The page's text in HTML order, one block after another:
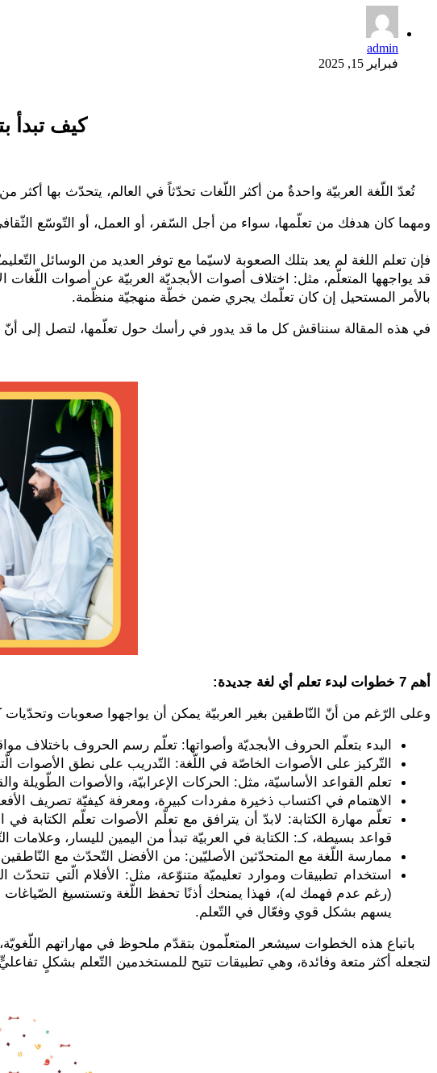
admin
فبراير 15, 2025
كيف تبدأ
تُعدّ اللّغة العربيّة واحدةٌ من أكثر اللّغات تحدّثاً في العالم، يتحدّث بها أكثر من 400 مليون شخص، وهي اللّغة الرّسميّة في أكثر من 20 دولة، تحتل مكانة مهمّة بين اللّغات العالميّة.
ومهما كان هدفك من تعلّمها، سواء من أجل السّفر، أو العمل، أو التّوسّع
فإن تعلم اللغة لم يعد بتلك الصعوبة لاسيّما مع توفر العديد من الوسائل
قد يواجهها المتعلّم، مثل: اختلاف أصوات الأبجديّة العربيّة عن أصوات
بالأمر المستحيل إن كان تعلّمك يجري ضمن خطّة منهجيّة منظّمة.
في هذه المقالة سنناقش كل ما قد يدور في رأسك حول تعلّمها، لتصل إلى
أهم 7 خطوات لبدء تعلم أي لغة جديدة:
وعلى الرّغم من أنّ النّاطقين بغير العربيّة يمكن أن يواجهوا صعوبات وتحدّيات
البدء بتعلّم الحروف الأبجديّة وأصواتها: تعلّم رسم الحروف باختلاف
التّركيز على الأصوات الخاصّة في اللّغة: التّدريب على نطق الأصوات
تعلم القواعد الأساسيّة، مثل: الحركات الإعرابيّة، والأصوات الطّويلة
الاهتمام في اكتساب ذخيرة مفردات كبيرة، ومعرفة كيفيّة تصريف
تعلّم مهارة الكتابة: لابدّ أن يترافق مع تعلّم الأصوات تعلّم الكتابة
قواعد بسيطة، كـ: الكتابة في العربيّة تبدأ من اليمين لليسار، وعلامات
ممارسة اللّغة مع المتحدّثين الأصليّين: من الأفضل التّحدّث مع النّاطقين
استخدام تطبيقات وموارد تعليميّة متنوّعة، مثل: الأفلام الّتي تتحدّث
(رغم عدم فهمك له)، فهذا يمنحك أذنًا تحفظ اللّغة وتستسيغ
يسهم بشكل قوي وفعّال في التّعلم.
باتباع هذه الخطوات سيشعر المتعلّمون بتقدّم ملحوظ في مهاراتهم
لتجعله أكثر متعة وفائدة، وهي تطبيقات تتيح للمستخدمين التّعلم بشكلٍ